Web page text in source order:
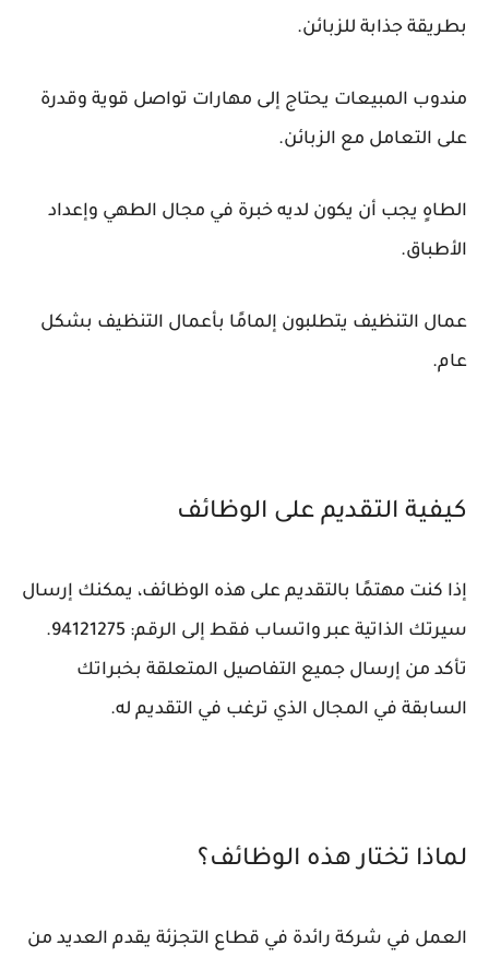
بطريقة جذابة للزبائن.
مندوب المبيعات يحتاج إلى مهارات تواصل قوية وقدرة
على التعامل مع الزبائن.
الطاهٍ يجب أن يكون لديه خبرة في مجال الطهي وإعداد
الأطباق.
عمال التنظيف يتطلبون إلمامًا بأعمال التنظيف بشكل
عام.
كيفية التقديم على الوظائف
إذا كنت مهتمًا بالتقديم على هذه الوظائف، يمكنك إرسال
سيرتك الذاتية عبر واتساب فقط إلى الرقم: 94121275.
تأكد من إرسال جميع التفاصيل المتعلقة بخبراتك
السابقة في المجال الذي ترغب في التقديم له.
لماذا تختار هذه الوظائف؟
العمل في شركة رائدة في قطاع التجزئة يقدم العديد من